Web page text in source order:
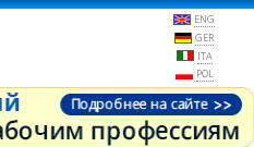
ENG
GER
ITA
POL